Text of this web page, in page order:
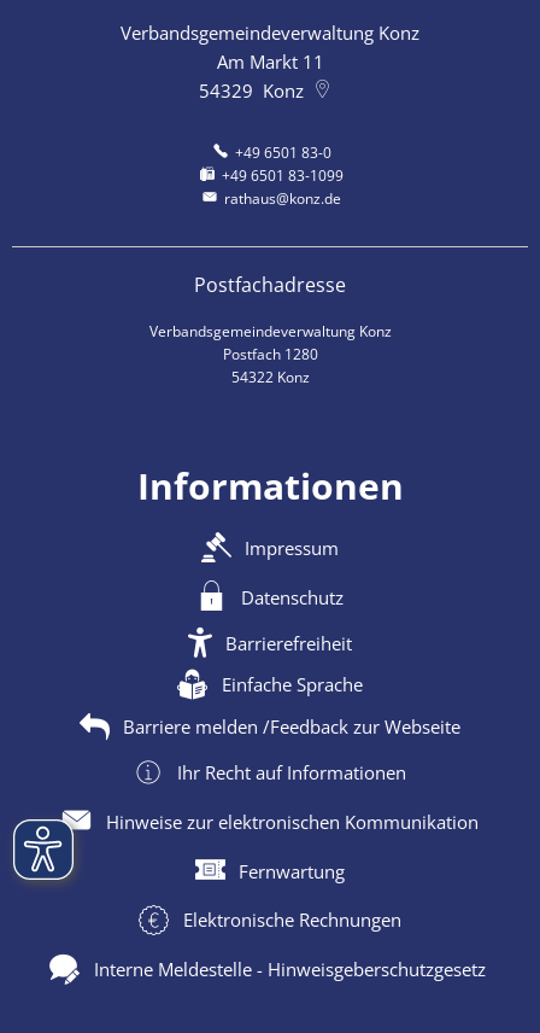
Verbandsgemeindeverwaltung Konz
Am Markt 11
54329 Konz
+49 6501 83-0
+49 6501 83-1099
rathaus@konz.de
Postfachadresse
Verbandsgemeindeverwaltung Konz
Postfach 1280
54322 Konz
Informationen
Impressum
Datenschutz
Barrierefreiheit
Einfache Sprache
Barriere melden /Feedback zur Webseite
Ihr Recht auf Informationen
Hinweise zur elektronischen Kommunikation
Fernwartung
Elektronische Rechnungen
Interne Meldestelle - Hinweisgeberschutzgesetz